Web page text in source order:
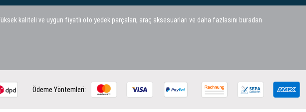
kaliteli ve uygun fiyatlı oto yedek parçaları, araç aksesuarları ve daha fazlasını buradan
Ödeme Yöntemleri: